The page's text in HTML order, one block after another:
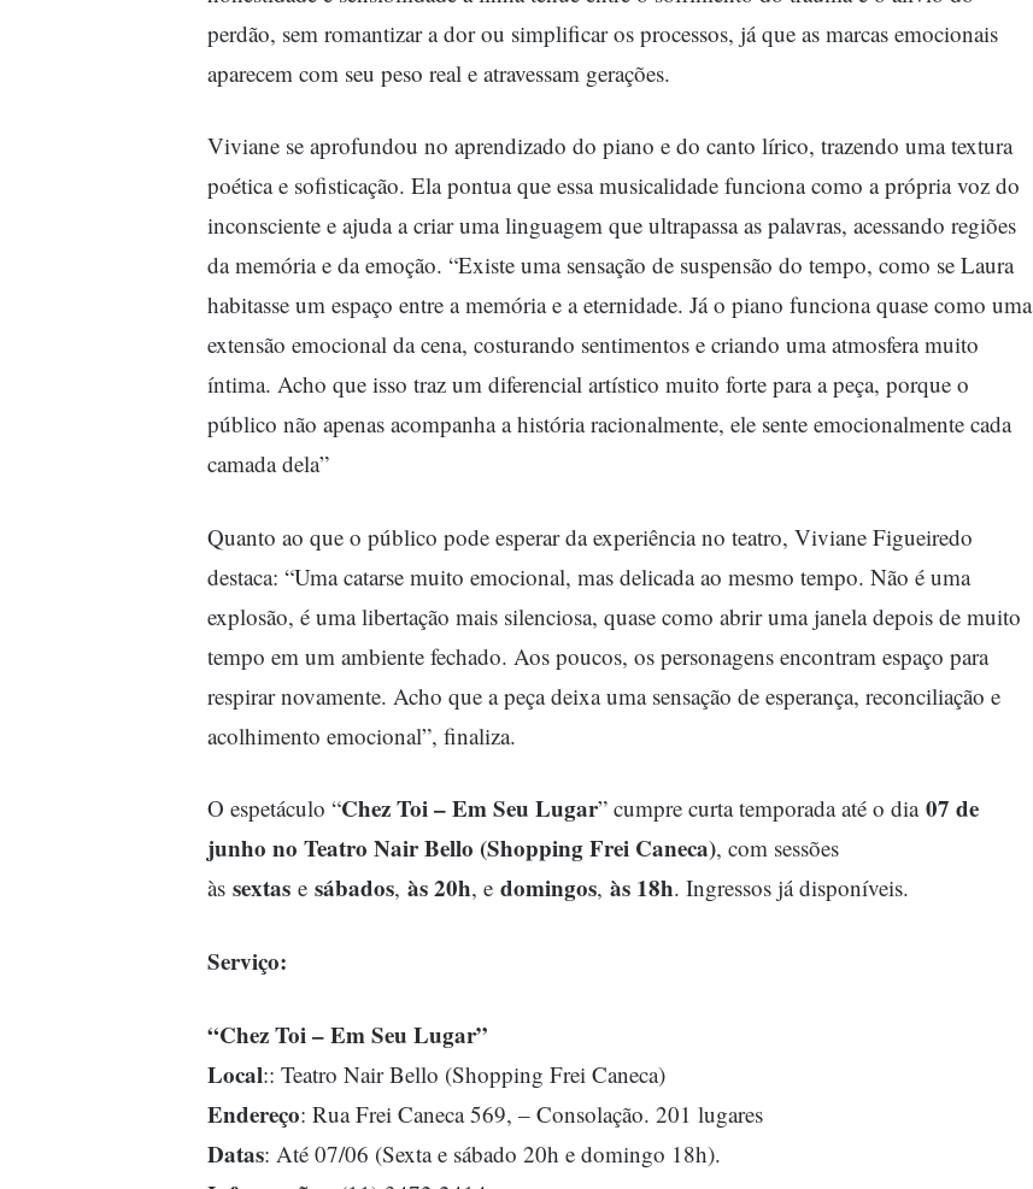
perdão, sem romantizar a dor ou simplificar os processos, já que as marcas emocionais
aparecem com seu peso real e atravessam gerações.
Viviane se aprofundou no aprendizado do piano e do canto lírico, trazendo uma textura
poética e sofisticação. Ela pontua que essa musicalidade funciona como a própria voz do
inconsciente e ajuda a criar uma linguagem que ultrapassa as palavras, acessando regiões
da memória e da emoção. “Existe uma sensação de suspensão do tempo, como se Laura
habitasse um espaço entre a memória e a eternidade. Já o piano funciona quase como uma
extensão emocional da cena, costurando sentimentos e criando uma atmosfera muito
íntima. Acho que isso traz um diferencial artístico muito forte para a peça, porque o
público não apenas acompanha a história racionalmente, ele sente emocionalmente cada
camada dela”
Quanto ao que o público pode esperar da experiência no teatro, Viviane Figueiredo
destaca: “Uma catarse muito emocional, mas delicada ao mesmo tempo. Não é uma
explosão, é uma libertação mais silenciosa, quase como abrir uma janela depois de muito
tempo em um ambiente fechado. Aos poucos, os personagens encontram espaço para
respirar novamente. Acho que a peça deixa uma sensação de esperança, reconciliação e
acolhimento emocional”, finaliza.
O espetáculo “Chez Toi – Em Seu Lugar” cumpre curta temporada até o dia 07 de
junho no Teatro Nair Bello (Shopping Frei Caneca), com sessões
às sextas e sábados, às 20h, e domingos, às 18h. Ingressos já disponíveis.
Serviço:
“Chez Toi – Em Seu Lugar”
Local:: Teatro Nair Bello (Shopping Frei Caneca)
Endereço: Rua Frei Caneca 569, – Consolação. 201 lugares
Datas: Até 07/06 (Sexta e sábado 20h e domingo 18h).